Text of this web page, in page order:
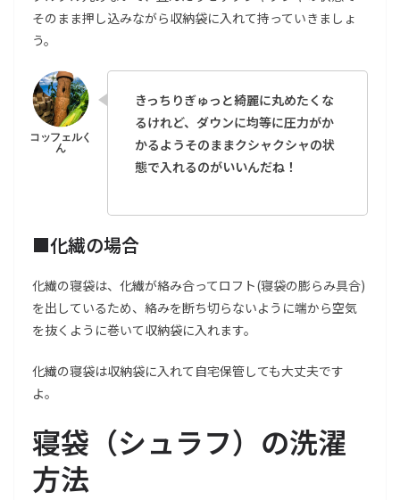
そのまま押し込みながら収納袋に入れて持っていきましょ
う。
きっちりぎゅっと綺麗に丸めたくな
るけれど、ダウンに均等に圧力がか
かるようそのままクシャクシャの状
態で入れるのがいいんだね！
■化繊の場合
化繊の寝袋は、化繊が絡み合ってロフト(寝袋の膨らみ具合)
を出しているため、絡みを断ち切らないように端から空気
を抜くように巻いて収納袋に入れます。
化繊の寝袋は収納袋に入れて自宅保管しても大丈夫です
よ。
寝袋（シュラフ）の洗濯
方法